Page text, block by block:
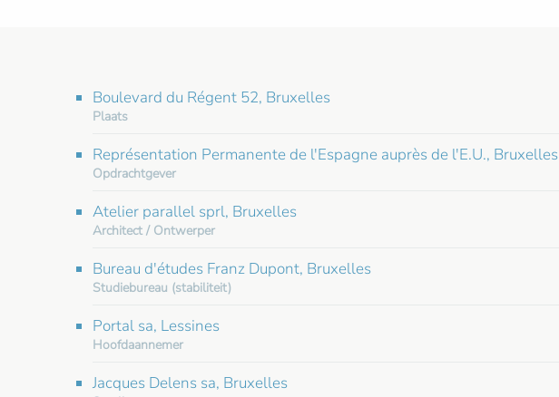
Boulevard du Régent 52, Bruxelles
Plaats
Représentation Permanente de l'Espagne auprès de l'E.U., Bruxelles
Opdrachtgever
Atelier parallel sprl, Bruxelles
Architect / Ontwerper
Bureau d'études Franz Dupont, Bruxelles
Studiebureau (stabiliteit)
Portal sa, Lessines
Hoofdaannemer
Jacques Delens sa, Bruxelles